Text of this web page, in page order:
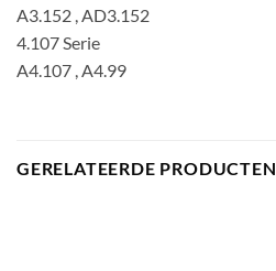
A3.152 , AD3.152
4.107 Serie
A4.107 , A4.99
GERELATEERDE PRODUCTEN